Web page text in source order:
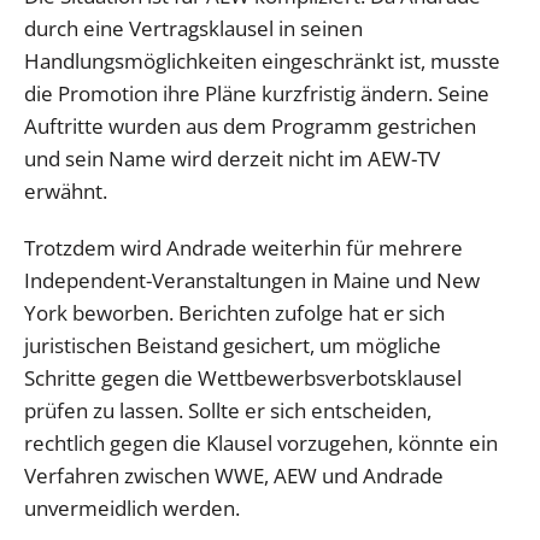
durch eine Vertragsklausel in seinen
Handlungsmöglichkeiten eingeschränkt ist, musste
die Promotion ihre Pläne kurzfristig ändern. Seine
Auftritte wurden aus dem Programm gestrichen
und sein Name wird derzeit nicht im AEW-TV
erwähnt.
Trotzdem wird Andrade weiterhin für mehrere
Independent-Veranstaltungen in Maine und New
York beworben. Berichten zufolge hat er sich
juristischen Beistand gesichert, um mögliche
Schritte gegen die Wettbewerbsverbotsklausel
prüfen zu lassen. Sollte er sich entscheiden,
rechtlich gegen die Klausel vorzugehen, könnte ein
Verfahren zwischen WWE, AEW und Andrade
unvermeidlich werden.